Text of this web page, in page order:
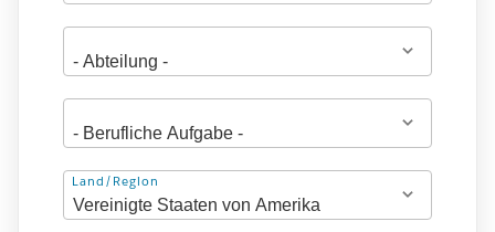
Adresse
Land/Region